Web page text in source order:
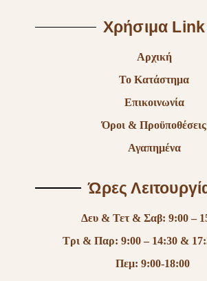
Χρήσιμα Link
Αρχική
Το Κατάστημα
Επικοινωνία
Όροι & Προϋποθέσεις
Αγαπημένα
Ώρες
Δευ & Τετ & Σαβ: 9:00 –
Τρι & Παρ: 9:00 – 14:30 &
Πεμ: 9:00-18:00